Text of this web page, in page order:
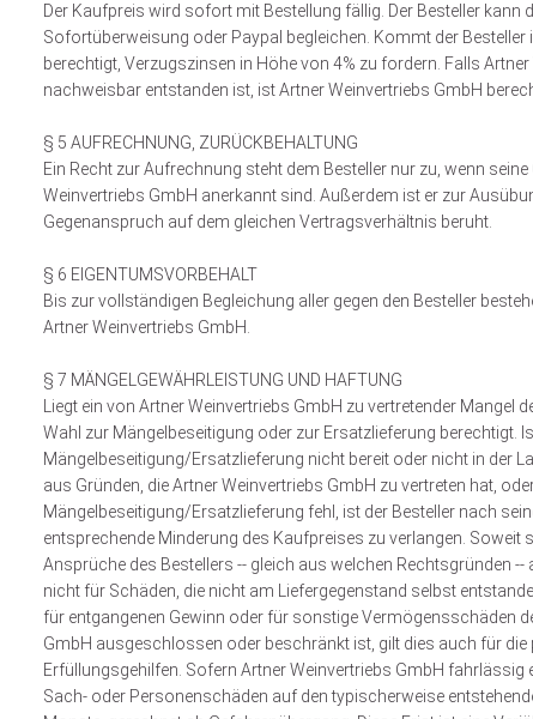
Der Kaufpreis wird sofort mit Bestellung fällig. Der Besteller
Sofortüberweisung oder Paypal begleichen. Kommt der
berechtigt, Verzugszinsen in Höhe von 4% zu fordern. Falls
nachweisbar entstanden ist, ist Artner Weinvertriebs GmbH
§ 5 AUFRECHNUNG, ZURÜCKBEHALTUNG
Ein Recht zur Aufrechnung steht dem Besteller nur zu, wenn
Weinvertriebs GmbH anerkannt sind. Außerdem ist er zur
Gegenanspruch auf dem gleichen Vertragsverhältnis beruht.
§ 6 EIGENTUMSVORBEHALT
Bis zur vollständigen Begleichung aller gegen den Besteller
Artner Weinvertriebs GmbH.
§ 7 MÄNGELGEWÄHRLEISTUNG UND HAFTUNG
Liegt ein von Artner Weinvertriebs GmbH zu vertretender
Wahl zur Mängelbeseitigung oder zur Ersatzlieferung berechtigt.
Mängelbeseitigung/Ersatzlieferung nicht bereit oder nicht in der
aus Gründen, die Artner Weinvertriebs GmbH zu vertreten hat,
Mängelbeseitigung/Ersatzlieferung fehl, ist der Besteller nach
entsprechende Minderung des Kaufpreises zu verlangen.
Ansprüche des Bestellers -- gleich aus welchen Rechtsgründen
nicht für Schäden, die nicht am Liefergegenstand selbst
für entgangenen Gewinn oder für sonstige Vermögensschäden
GmbH ausgeschlossen oder beschränkt ist, gilt dies auch für
Erfüllungsgehilfen. Sofern Artner Weinvertriebs GmbH
Sach- oder Personenschäden auf den typischerweise